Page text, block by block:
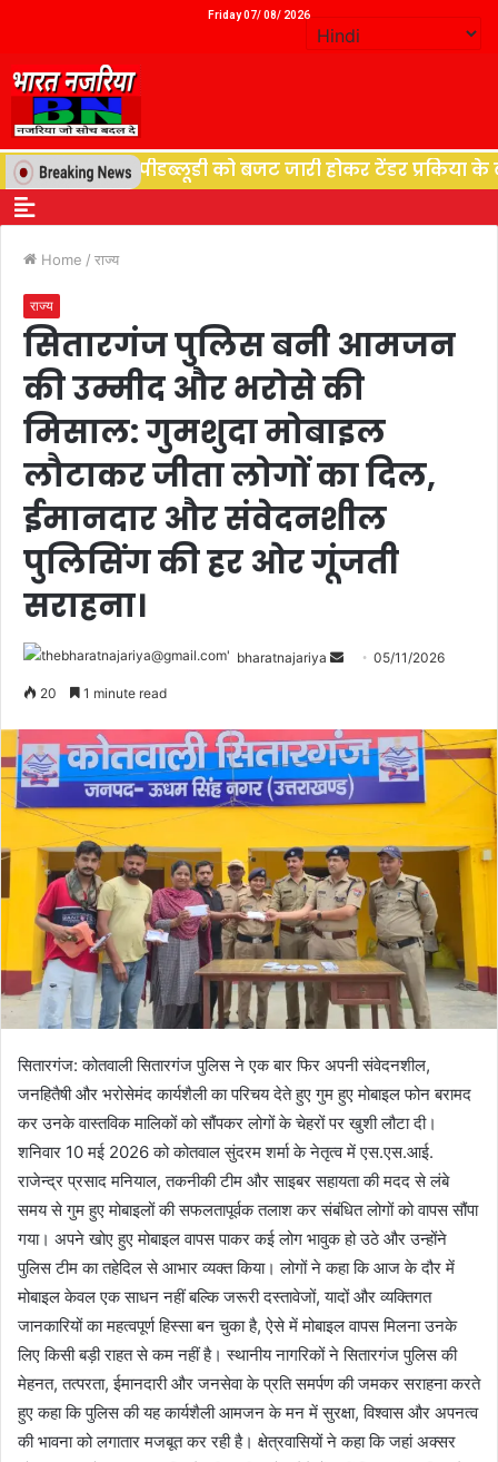
Friday 07/ 08/ 2026
विभाग पीडब्लूडी को बजट जारी होकर टेंडर प्रकिया के बाद
Home / राज्य
राज्य
सितारगंज पुलिस बनी आमजन
की उम्मीद और भरोसे की
मिसाल: गुमशुदा मोबाइल
लौटाकर जीता लोगों का दिल,
ईमानदार और संवेदनशील
पुलिसिंग की हर ओर गूंजती
सराहना।
bharatnajariya 05/11/2026
20 1 minute read
सितारगंज: कोतवाली सितारगंज पुलिस ने एक बार फिर अपनी संवेदनशील,
जनहितैषी और भरोसेमंद कार्यशैली का परिचय देते हुए गुम हुए मोबाइल फोन बरामद
कर उनके वास्तविक मालिकों को सौंपकर लोगों के चेहरों पर खुशी लौटा दी।
शनिवार 10 मई 2026 को कोतवाल सुंदरम शर्मा के नेतृत्व में एस.एस.आई.
राजेन्द्र प्रसाद मनियाल, तकनीकी टीम और साइबर सहायता की मदद से लंबे
समय से गुम हुए मोबाइलों की सफलतापूर्वक तलाश कर संबंधित लोगों को वापस सौंपा
गया। अपने खोए हुए मोबाइल वापस पाकर कई लोग भावुक हो उठे और उन्होंने
पुलिस टीम का तहेदिल से आभार व्यक्त किया। लोगों ने कहा कि आज के दौर में
मोबाइल केवल एक साधन नहीं बल्कि जरूरी दस्तावेजों, यादों और व्यक्तिगत
जानकारियों का महत्वपूर्ण हिस्सा बन चुका है, ऐसे में मोबाइल वापस मिलना उनके
लिए किसी बड़ी राहत से कम नहीं है। स्थानीय नागरिकों ने सितारगंज पुलिस की
मेहनत, तत्परता, ईमानदारी और जनसेवा के प्रति समर्पण की जमकर सराहना करते
हुए कहा कि पुलिस की यह कार्यशैली आमजन के मन में सुरक्षा, विश्वास और अपनत्व
की भावना को लगातार मजबूत कर रही है। क्षेत्रवासियों ने कहा कि जहां अक्सर